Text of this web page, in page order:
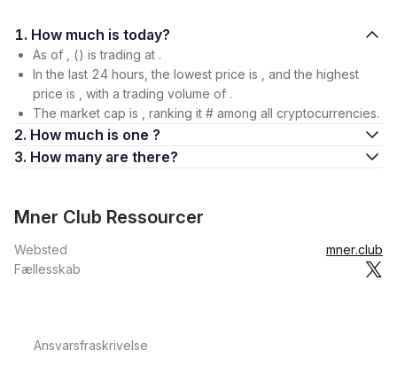
1. How much is today?
As of , () is trading at .
In the last 24 hours, the lowest price is , and the highest
price is , with a trading volume of .
The market cap is , ranking it # among all cryptocurrencies.
2. How much is one ?
3. How many are there?
Mner Club Ressourcer
Websted
mner.club
Fællesskab
Ansvarsfraskrivelse